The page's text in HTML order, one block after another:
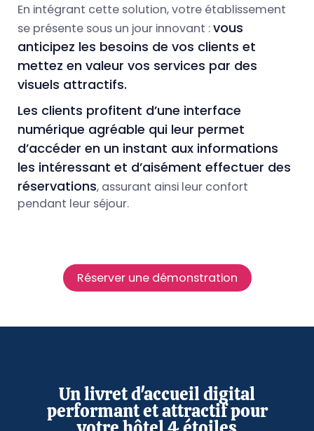
En intégrant cette solution, votre établissement
se présente sous un jour innovant :vous
anticipez les besoins de vos clients et
mettez en valeur vos services par des
visuels attractifs.
Les clients profitent d’une interface
numérique agréable qui leur permet
d’accéder en un instant aux informations
les intéressant et d’aisément effectuer des
réservations, assurant ainsi leur confort
pendant leur séjour.
Réserver une démonstration
Un livret d'accueil digital
performant et attractif pour